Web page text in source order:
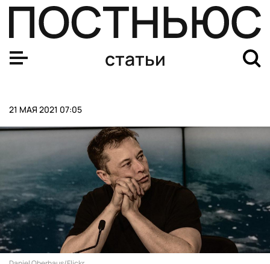
статьи
21 МАЯ 2021 07:05
«Интернет убивает». Песков — о «темной стороне»